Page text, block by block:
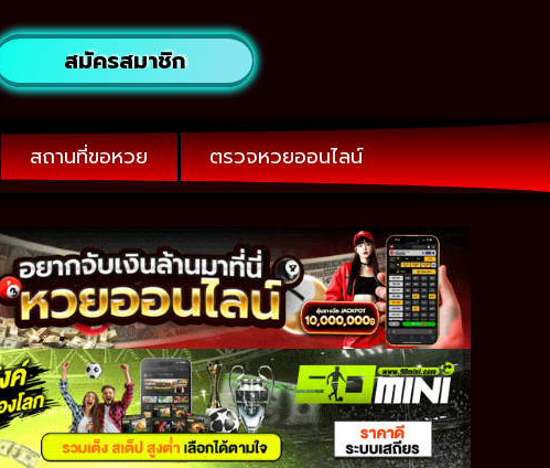
สมัครสมาชิก
สถานที่ขอหวย ตรวจหวยออนไลน์